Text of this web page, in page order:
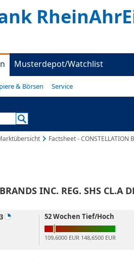
Musterdepot/Watchlist
& Börsen Service
Factsheet - CONSTELLATION
INC. REG. SHS CL.A
52 Wochen Tief/Hoch
109,6000 EUR 148,6500 EUR